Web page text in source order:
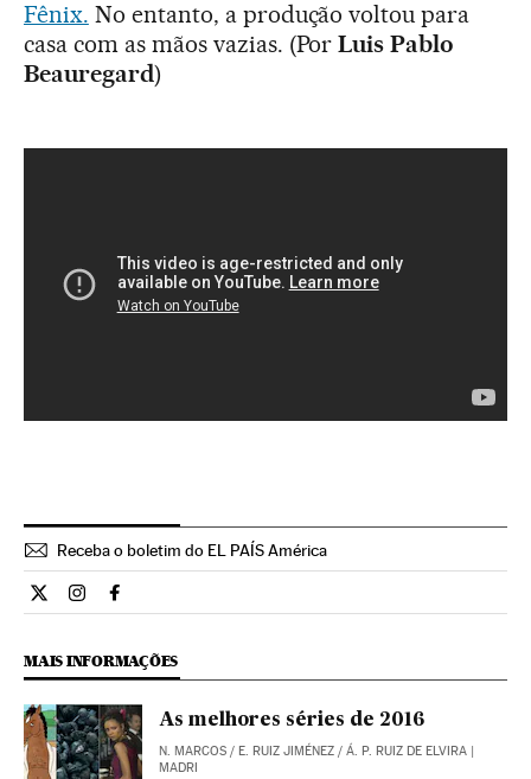
Fênix. No entanto, a produção voltou para
casa com as mãos vazias. (PorLuis Pablo
Beauregard)
Receba o boletim do EL PAÍS América
Cultura El País Brasil en Twitter
Cultura El País Brasil en Instagram
Cultura El País Brasil en Facebook
MAIS INFORMAÇÕES
As melhores séries de 2016
N. MARCOS / E. RUIZ JIMÉNEZ / Á. P. RUIZ DE ELVIRA
MADRI